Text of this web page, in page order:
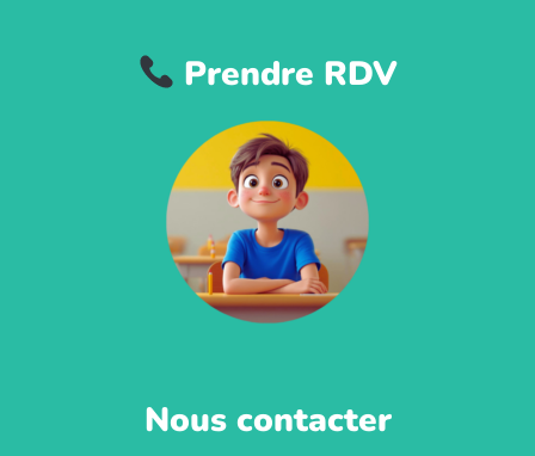
Prendre RDV
Nous contacter